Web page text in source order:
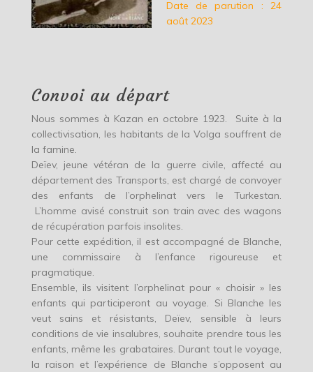
Date de parution : 24
août 2023
Convoi au départ
Nous sommes à Kazan en octobre 1923. Suite à la
collectivisation, les habitants de la Volga souffrent de
la famine.
Deïev, jeune vétéran de la guerre civile, affecté au
département des Transports, est chargé de convoyer
des enfants de l’orphelinat vers le Turkestan.
L’homme avisé construit son train avec des wagons
de récupération parfois insolites.
Pour cette expédition, il est accompagné de Blanche,
une commissaire à l’enfance rigoureuse et
pragmatique.
Ensemble, ils visitent l’orphelinat pour « choisir » les
enfants qui participeront au voyage. Si Blanche les
veut sains et résistants, Deïev, sensible à leurs
conditions de vie insalubres, souhaite prendre tous les
enfants, même les grabataires. Durant tout le voyage,
la raison et l’expérience de Blanche s’opposent au